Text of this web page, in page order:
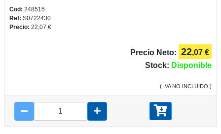
Cod: 248515
Ref: S0722430
Precio: 22,07 €
Precio Neto: 22,07 €
Stock: Disponible
( IVA NO INCLUIDO )